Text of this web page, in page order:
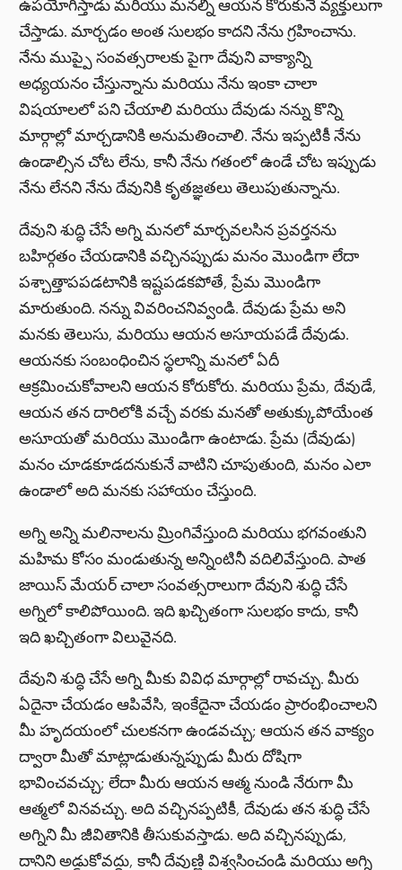
ఉపయోగిస్తాడు మరియు మనల్ని ఆయన కోరుకునే వ్యక్తులుగా
చేస్తాడు. మార్చడం అంత సులభం కాదని నేను గ్రహించాను.
నేను ముప్పై సంవత్సరాలకు పైగా దేవుని వాక్యాన్ని
అధ్యయనం చేస్తున్నాను మరియు నేను ఇంకా చాలా
విషయాలలో పని చేయాలి మరియు దేవుడు నన్ను కొన్ని
మార్గాల్లో మార్చడానికి అనుమతించాలి. నేను ఇప్పటికీ నేను
ఉండాల్సిన చోట లేను, కానీ నేను గతంలో ఉండే చోట ఇప్పుడు
నేను లేనని నేను దేవునికి కృతజ్ఞతలు తెలుపుతున్నాను.
దేవుని శుద్ధి చేసే అగ్ని మనలో మార్చవలసిన ప్రవర్తనను
బహిర్గతం చేయడానికి వచ్చినప్పుడు మనం మొండిగా లేదా
పశ్చాత్తాపపడటానికి ఇష్టపడకపోతే, ప్రేమ మొండిగా
మారుతుంది. నన్ను వివరించనివ్వండి. దేవుడు ప్రేమ అని
మనకు తెలుసు, మరియు ఆయన అసూయపడే దేవుడు.
ఆయనకు సంబంధించిన స్థలాన్ని మనలో ఏదీ
ఆక్రమించుకోవాలని ఆయన కోరుకోరు. మరియు ప్రేమ, దేవుడే,
ఆయన తన దారిలోకి వచ్చే వరకు మనతో అతుక్కుపోయేంత
అసూయతో మరియు మొండిగా ఉంటాడు. ప్రేమ (దేవుడు)
మనం చూడకూడదనుకునే వాటిని చూపుతుంది, మనం ఎలా
ఉండాలో అది మనకు సహాయం చేస్తుంది.
అగ్ని అన్ని మలినాలను మ్రింగివేస్తుంది మరియు భగవంతుని
మహిమ కోసం మండుతున్న అన్నింటినీ వదిలివేస్తుంది. పాత
జాయిస్ మేయర్ చాలా సంవత్సరాలుగా దేవుని శుద్ధి చేసే
అగ్నిలో కాలిపోయింది. ఇది ఖచ్చితంగా సులభం కాదు, కానీ
ఇది ఖచ్చితంగా విలువైనది.
దేవుని శుద్ధి చేసే అగ్ని మీకు వివిధ మార్గాల్లో రావచ్చు. మీరు
ఏదైనా చేయడం ఆపివేసి, ఇంకేదైనా చేయడం ప్రారంభించాలని
మీ హృదయంలో చులకనగా ఉండవచ్చు; ఆయన తన వాక్యం
ద్వారా మీతో మాట్లాడుతున్నప్పుడు మీరు దోషిగా
భావించవచ్చు; లేదా మీరు ఆయన ఆత్మ నుండి నేరుగా మీ
ఆత్మలో వినవచ్చు. అది వచ్చినప్పటికీ, దేవుడు తన శుద్ధి చేసే
అగ్నిని మీ జీవితానికి తీసుకువస్తాడు. అది వచ్చినప్పుడు,
దానిని అడ్డుకోవద్దు, కానీ దేవుణ్ణి విశ్వసించండి మరియు అగ్ని